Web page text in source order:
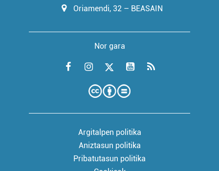
Oriamendi, 32 – BEASAIN
Nor gara
Argitalpen politika
Aniztasun politika
Pribatutasun politika